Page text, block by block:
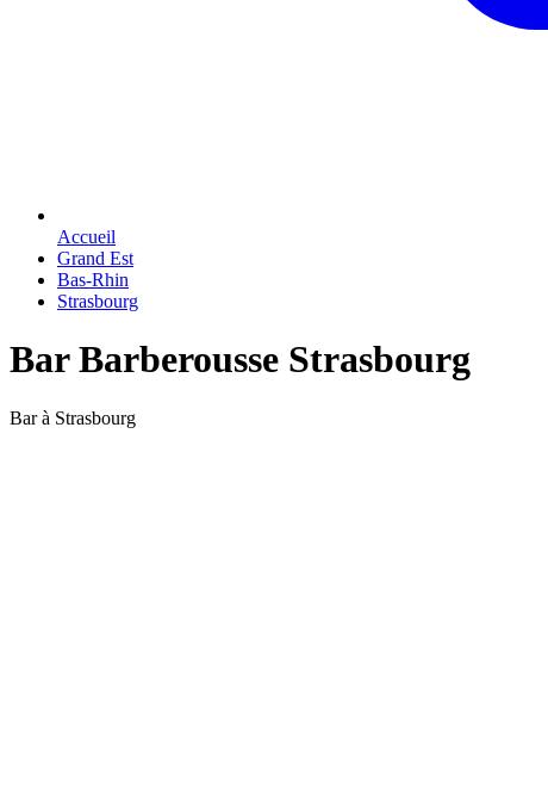
Accueil
Grand Est
Bas-Rhin
Strasbourg
Bar Barberousse Strasbourg
Bar à Strasbourg